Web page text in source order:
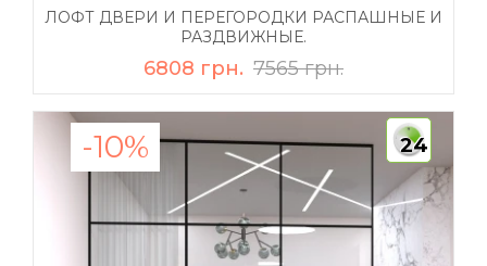
ЛОФТ ДВЕРИ И ПЕРЕГОРОДКИ РАСПАШНЫЕ И
РАЗДВИЖНЫЕ.
6808 грн. 7565 грн.
-10% 24